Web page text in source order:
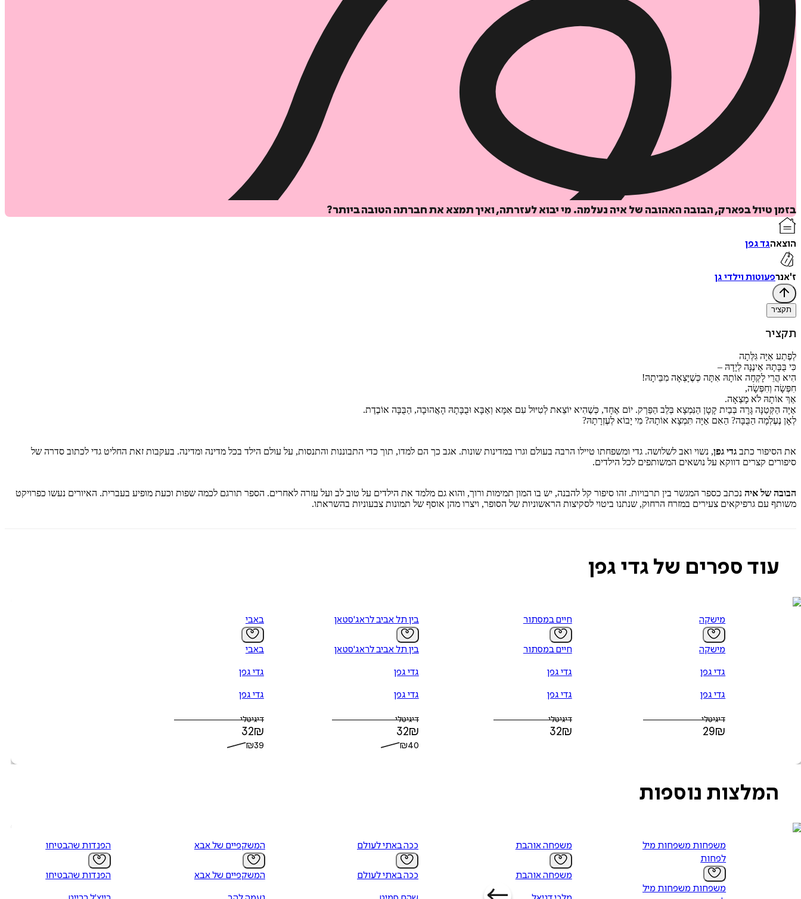
הוספה לסל
בזמן טיול בפארק, הבובה האהובה של איה נעלמה. מי יבוא לעזרתה, ואיך תמצא את חברתה הטובה ביותר?
הוצאהגד גפן
ז'אנרפעוטות וילדי גן
תקציר
תקציר
לְפֶתַע אַיָּה גִּלְּתָה
כִּי בֻּבָּתָהּ אֵינֶנָּה לְיָדָהּ –
הִיא הֲרֵי לָקְחָה אוֹתָהּ אִתָּה כְּשֶׁיָּצְאָה מִבֵּיתָהּ!
חִפְּשָׂה וְחִפְּשָׂה,
אַךְ אוֹתָהּ לֹא מָצְאָה.
אַיָּה הַקְּטַנָּה גָּרָה בְּבַיִת קָטָן הַנִּמְצָא בְּלֵב הַפַּרְק. יוֹם אֶחָד, כְּשֶׁהִיא יוֹצֵאת לְטִיּוּל עִם אִמָּא וְאַבָּא וּבֻבָּתָהּ הָאֲהוּבָה, הַבֻּבָּה אוֹבֶדֶת.
לְאָן נֶעֶלְמָה הַבֻּבָּה? הַאִם אַיָּה תִּמְצָא אוֹתָהּ? מִי יָבוֹא לְעֶזְרָתָהּ?
את הסיפור כתב גדי גפן, נשוי ואב לשלושה. גדי ומשפחתו טיילו הרבה בעולם וגרו במדינות שונות. אגב כך הם למדו, תוך כדי התבוננות והתנסות, על עולם הילד בכל מדינה ומדינה. בעקבות זאת החליט גדי לכתוב סדרה של
סיפורים קצרים דווקא על נושאים המשותפים לכל הילדים.
הבובה של איה נכתב כספר המגשר בין תרבויות. זהו סיפור קל להבנה, יש בו המון תמימות ורוך, והוא גם מלמד את הילדים על טוב לב ועל עזרה לאחרים. הספר תורגם לכמה שפות וכעת מופיע בעברית. האיורים נעשו כפרויקט
משותף עם גרפיקאים צעירים במזרח הרחוק, שנתנו ביטוי לסקיצות הראשוניות של הסופר, ויצרו מהן אוסף של תמונות צבעוניות בהשראתו.
עוד ספרים של גדי גפן
מישקה
מישקה
גדי גפן
גדי גפן
דיגיטלי
29₪
חיים במסתור
חיים במסתור
גדי גפן
גדי גפן
דיגיטלי
32₪
בין תל אביב לראג'סטאן
בין תל אביב לראג'סטאן
גדי גפן
גדי גפן
דיגיטלי
32₪
₪40
באבי
באבי
גדי גפן
גדי גפן
דיגיטלי
32₪
₪39
המלצות נוספות
משפחות משפחות מיליון
לפחות
משפחות משפחות מיליון
משפחה אוהבת
משפחה אוהבת
ככה באתי לעולם
ככה באתי לעולם
המשקפיים של אבא
המשקפיים של אבא
הפנדות שהבטיחו
הפנדות שהבטיחו